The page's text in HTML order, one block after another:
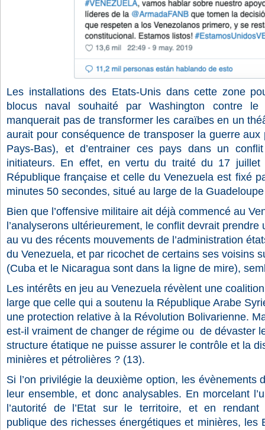
Les installations des Etats-Unis dans cette zone
blocus naval souhaité par Washington contre
manquerait pas de transformer les caraïbes en un
aurait pour conséquence de transposer la guerre
Pays-Bas), et d’entrainer ces pays dans un
initiateurs. En effet, en vertu du traité du 17
République française et celle du Venezuela est fixé
minutes 50 secondes, situé au large de la
Bien que l’offensive militaire ait déjà commencé au
l’analyserons ultérieurement, le conflit devrait
au vu des récents mouvements de l’administration
du Venezuela, et par ricochet de certains ses voisins
(Cuba et le Nicaragua sont dans la ligne de mire),
Les intérêts en jeu au Venezuela révèlent une
large que celle qui a soutenu la République Arabe
une protection relative à la Révolution Bolivarienne.
est-il vraiment de changer de régime ou de dévaster
structure étatique ne puisse assurer l e contrôle et la
minières et pétrolières ? (13).
Si l’on privilégie la deuxième option, les évènements
leur ensemble, et donc analysables. En morcelant
l’autorité de l’Etat sur le territoire, et en rendant
publique des richesses énergétiques et minières, les